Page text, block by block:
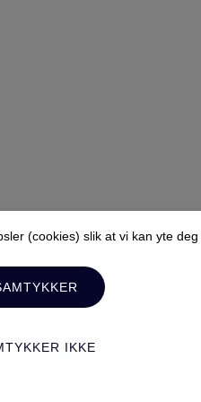
(cookies) slik at vi kan yte deg
IKKE